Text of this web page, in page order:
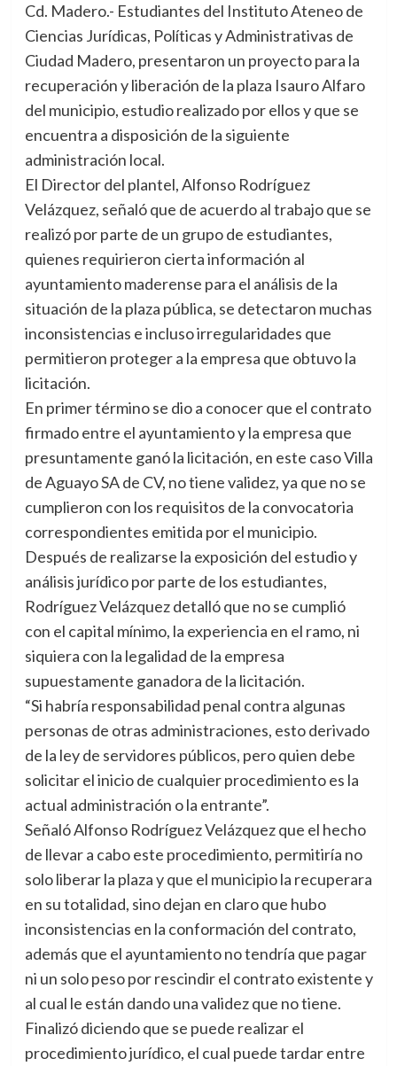
Cd. Madero.- Estudiantes del Instituto Ateneo de
Ciencias Jurídicas, Políticas y Administrativas de
Ciudad Madero, presentaron un proyecto para la
recuperación y liberación de la plaza Isauro Alfaro
del municipio, estudio realizado por ellos y que se
encuentra a disposición de la siguiente
administración local.
El Director del plantel, Alfonso Rodríguez
Velázquez, señaló que de acuerdo al trabajo que se
realizó por parte de un grupo de estudiantes,
quienes requirieron cierta información al
ayuntamiento maderense para el análisis de la
situación de la plaza pública, se detectaron muchas
inconsistencias e incluso irregularidades que
permitieron proteger a la empresa que obtuvo la
licitación.
En primer término se dio a conocer que el contrato
firmado entre el ayuntamiento y la empresa que
presuntamente ganó la licitación, en este caso Villa
de Aguayo SA de CV, no tiene validez, ya que no se
cumplieron con los requisitos de la convocatoria
correspondientes emitida por el municipio.
Después de realizarse la exposición del estudio y
análisis jurídico por parte de los estudiantes,
Rodríguez Velázquez detalló que no se cumplió
con el capital mínimo, la experiencia en el ramo, ni
siquiera con la legalidad de la empresa
supuestamente ganadora de la licitación.
“Si habría responsabilidad penal contra algunas
personas de otras administraciones, esto derivado
de la ley de servidores públicos, pero quien debe
solicitar el inicio de cualquier procedimiento es la
actual administración o la entrante”.
Señaló Alfonso Rodríguez Velázquez que el hecho
de llevar a cabo este procedimiento, permitiría no
solo liberar la plaza y que el municipio la recuperara
en su totalidad, sino dejan en claro que hubo
inconsistencias en la conformación del contrato,
además que el ayuntamiento no tendría que pagar
ni un solo peso por rescindir el contrato existente y
al cual le están dando una validez que no tiene.
Finalizó diciendo que se puede realizar el
procedimiento jurídico, el cual puede tardar entre